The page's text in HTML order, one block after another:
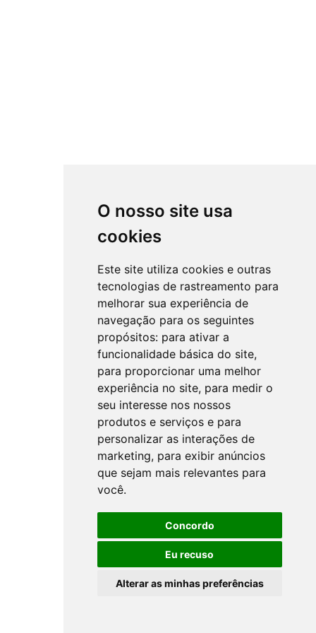
O nosso site usa
cookies
Este site utiliza cookies e outras
tecnologias de rastreamento para
melhorar sua experiência de
navegação para os seguintes
propósitos: para ativar a
funcionalidade básica do site,
para proporcionar uma melhor
experiência no site, para medir o
seu interesse nos nossos
produtos e serviços e para
personalizar as interações de
marketing, para exibir anúncios
que sejam mais relevantes para
você.
Concordo
Eu recuso
Alterar as minhas preferências